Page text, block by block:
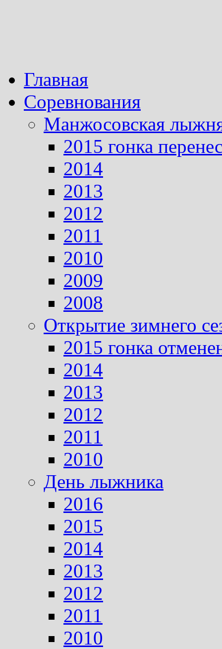
Главная
Соревнования
Манжосовская
2015 гонка
2014
2013
2012
2011
2010
2009
2008
Открытие зимнего
2015 гонка
2014
2013
2012
2011
2010
День лыжника
2016
2015
2014
2013
2012
2011
2010